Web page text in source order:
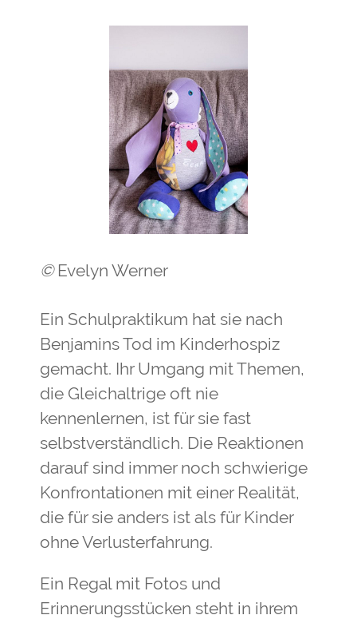
© Evelyn Werner
Ein Schulpraktikum hat sie nach
Benjamins Tod im Kinderhospiz
gemacht. Ihr Umgang mit Themen,
die Gleichaltrige oft nie
kennenlernen, ist für sie fast
selbstverständlich. Die Reaktionen
darauf sind immer noch schwierige
Konfrontationen mit einer Realität,
die für sie anders ist als für Kinder
ohne Verlusterfahrung.
Ein Regal mit Fotos und
Erinnerungsstücken steht in ihrem